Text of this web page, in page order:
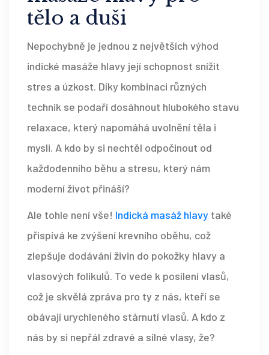
tělo a duši
Nepochybně je jednou z největších výhod
indické masáže hlavy její schopnost snížit
stres a úzkost. Díky kombinaci různých
technik se podaří dosáhnout hlubokého stavu
relaxace, který napomáhá uvolnění těla i
mysli. A kdo by si nechtěl odpočinout od
každodenního běhu a stresu, který nám
moderní život přináší?
Ale tohle není vše! Indická masáž hlavy také
přispívá ke zvýšení krevního oběhu, což
zlepšuje dodávání živin do pokožky hlavy a
vlasových folikulů. To vede k posílení vlasů,
což je skvělá zpráva pro ty z nás, kteří se
obávají urychleného stárnutí vlasů. A kdo z
nás by si nepřál zdravé a silné vlasy, že?